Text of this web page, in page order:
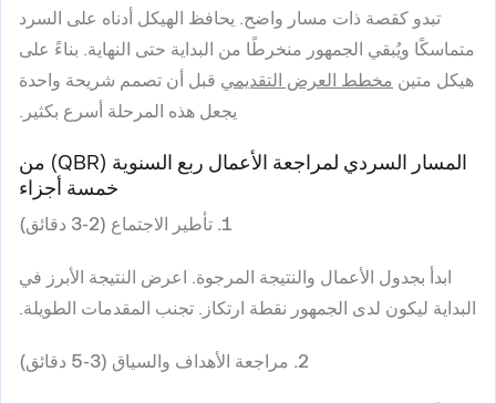
تبدو كقصة ذات مسار واضح. يحافظ الهيكل أدناه على السرد
متماسكًا ويُبقي الجمهور منخرطًا من البداية حتى النهاية. بناءً على
هيكل متين مخطط العرض التقديمي قبل أن تصمم شريحة واحدة
يجعل هذه المرحلة أسرع بكثير.
المسار السردي لمراجعة الأعمال ربع السنوية (QBR) من
خمسة أجزاء
1. تأطير الاجتماع (2-3 دقائق)
ابدأ بجدول الأعمال والنتيجة المرجوة. اعرض النتيجة الأبرز في
البداية ليكون لدى الجمهور نقطة ارتكاز. تجنب المقدمات الطويلة.
2. مراجعة الأهداف والسياق (3-5 دقائق)